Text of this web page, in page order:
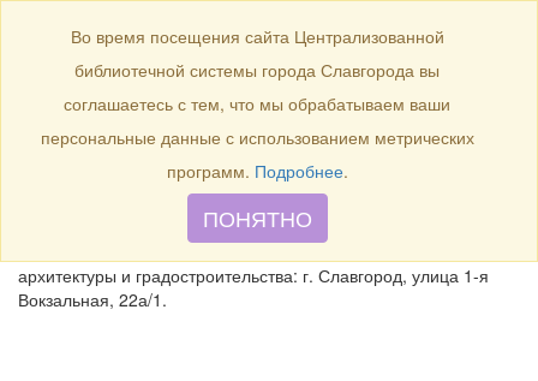
Toggle
navigation
БИБЛИОТЕКА
1917 год – 100 лет назад
было построено здание
водонапорной башни.
1917 год – 100 лет назад было построено здание
архитектуры и градостроительства: г. Славгород, улица 1-я
Вокзальная, 22а/1.
Во время посещения сайта Централизованной
библиотечной системы города Славгорода вы
соглашаетесь с тем, что мы обрабатываем ваши
персональные данные с использованием метрических
программ. Подробнее.
ПОНЯТНО